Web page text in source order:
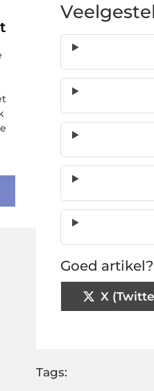
Goed
X
Tags: